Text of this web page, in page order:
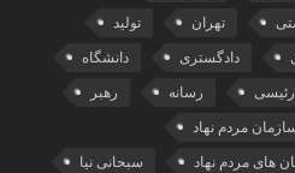
تهران تولید
دادگستری دانشگاه
رئیسی رسانه رهبر
مردم نهاد
های مردم نهاد سبحانی نیا